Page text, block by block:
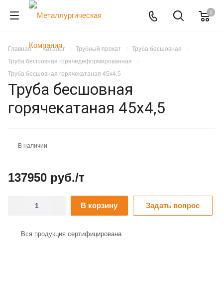
0
Главная Каталог Трубный прокат
Труба бесшовная
Труба бесшовная горячедеформированная
Труба бесшовная горячекатаная 45х4,5
Труба бесшовная
горячекатаная 45х4,5
В наличии
137950 руб./т
В корзину Задать вопрос
Вся продукция сертифицирована